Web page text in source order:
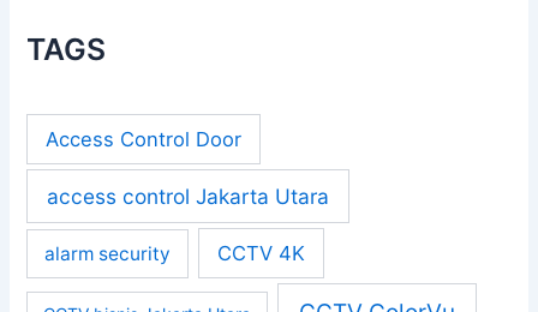
TAGS
Access Control Door
access control Jakarta Utara
alarm security CCTV 4K